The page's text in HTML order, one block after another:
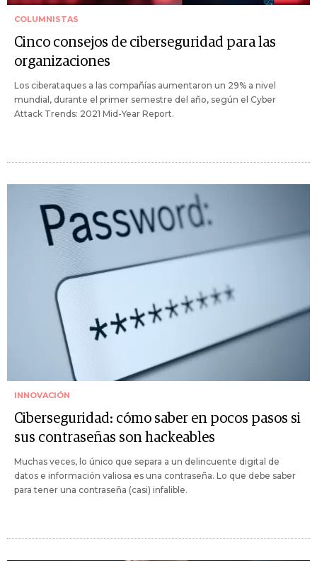
COLUMNISTAS
Cinco consejos de ciberseguridad para las
organizaciones
Los ciberataques a las compañías aumentaron un 29% a nivel
mundial, durante el primer semestre del año, según el Cyber
Attack Trends: 2021 Mid-Year Report.
INNOVACIÓN
Ciberseguridad: cómo saber en pocos pasos si
sus contraseñas son hackeables
Muchas veces, lo único que separa a un delincuente digital de
datos e información valiosa es una contraseña. Lo que debe saber
para tener una contraseña (casi) infalible.